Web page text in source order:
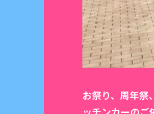
お祭り、周年祭